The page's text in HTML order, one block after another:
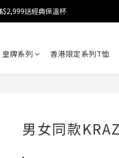
低至38折
$2,999送經典保溫杯
低至38折
皇牌系列 香港限定系列T恤
男女同款